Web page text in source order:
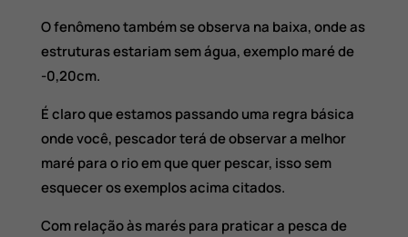
O fenômeno também se observa na baixa, onde as
estruturas estariam sem água, exemplo maré de
-0,20cm.
É claro que estamos passando uma regra básica
onde você, pescador terá de observar a melhor
maré para o rio em que quer pescar, isso sem
esquecer os exemplos acima citados.
Com relação às marés para praticar a pesca de